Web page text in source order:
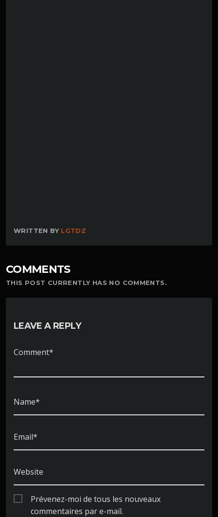
WRITTEN BY LGTDZ
COMMENTS
THIS POST CURRENTLY HAS NO COMMENTS.
LEAVE A REPLY
Comment*
Name*
Email*
Website
Prévenez-moi de tous les nouveaux
commentaires par e-mail.